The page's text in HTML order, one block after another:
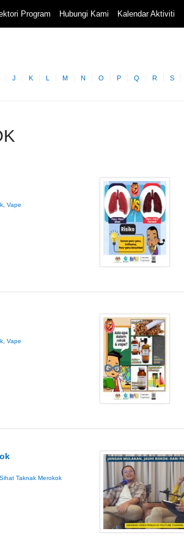
Program Hubungi Kami Kalendar Aktiviti
J K L M N O P Q R S
Vape
, Vape
Taknak Merokok